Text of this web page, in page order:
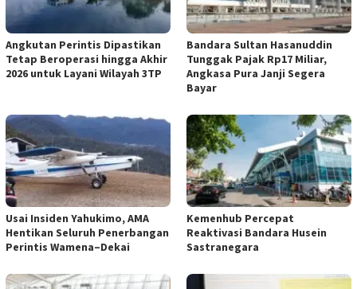
Angkutan Perintis Dipastikan
Tetap Beroperasi hingga Akhir
2026 untuk Layani Wilayah 3TP
Bandara Sultan Hasanuddin
Tunggak Pajak Rp17 Miliar,
Angkasa Pura Janji Segera
Bayar
Usai Insiden Yahukimo, AMA
Hentikan Seluruh Penerbangan
Perintis Wamena–Dekai
Kemenhub Percepat
Reaktivasi Bandara Husein
Sastranegara